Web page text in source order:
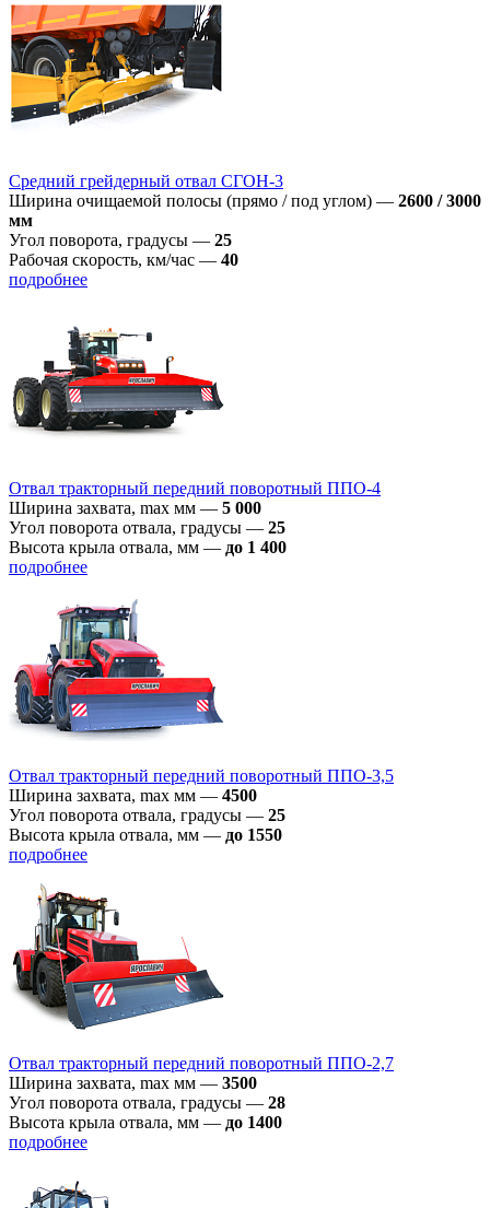
Средний грейдерный отвал СГОН-3
Ширина очищаемой полосы (прямо / под углом) — 2600 / 3000
мм
Угол поворотa, градусы — 25
Рабoчая скoрoсть, км/час — 40
подробнее
Отвал тракторный передний поворотный ППО-4
Ширина захвата, max мм — 5 000
Угол поворота отвала, градусы — 25
Высота крыла отвала, мм — до 1 400
подробнее
Отвал тракторный передний поворотный ППО-3,5
Ширина захвата, max мм — 4500
Угол поворота отвала, градусы — 25
Высота крыла отвала, мм — до 1550
подробнее
Отвал тракторный передний поворотный ППО-2,7
Ширина захвата, max мм — 3500
Угол поворота отвала, градусы — 28
Высота крыла отвала, мм — до 1400
подробнее